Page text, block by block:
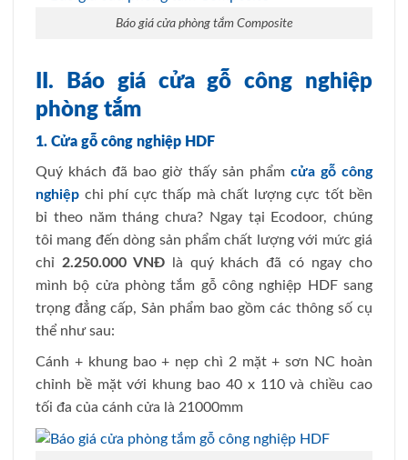
Báo giá cửa phòng tắm Composite
II. Báo giá cửa gỗ công nghiệp
phòng tắm
1. Cửa gỗ công nghiệp HDF
Quý khách đã bao giờ thấy sản phẩm cửa gỗ công
nghiệp chi phí cực thấp mà chất lượng cực tốt bền
bỉ theo năm tháng chưa? Ngay tại Ecodoor, chúng
tôi mang đến dòng sản phẩm chất lượng với mức giá
chỉ 2.250.000 VNĐlà quý khách đã có ngay cho
mình bộ cửa phòng tắm gỗ công nghiệp HDF sang
trọng đẳng cấp, Sản phẩm bao gồm các thông số cụ
thể như sau:
Cánh + khung bao + nẹp chì 2 mặt + sơn NC hoàn
chỉnh bề mặt với khung bao 40 x 110 và chiều cao
tối đa của cánh cửa là 21000mm